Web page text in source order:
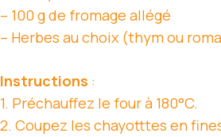
– 100 g de fromage allégé
– Herbes au choix (thym ou
Instructions :
1. Préchauffez le four à 180°C.
2. Coupez les chayotttes en